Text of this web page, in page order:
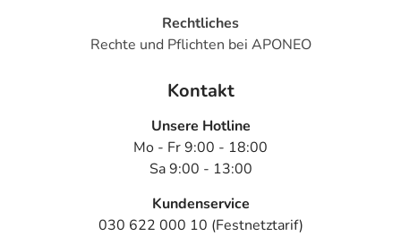
Rechtliches
Rechte und Pflichten bei APONEO
Kontakt
Unsere Hotline
Mo - Fr 9:00 - 18:00
Sa 9:00 - 13:00
Kundenservice
030 622 000 10 (Festnetztarif)